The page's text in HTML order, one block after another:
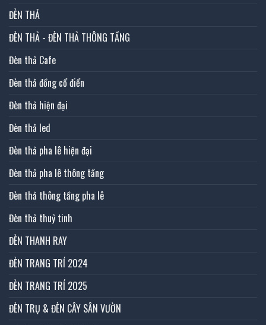
ĐÈN THẢ
ĐÈN THẢ - ĐÈN THẢ THÔNG TẦNG
Đèn thả Cafe
Đèn thả đồng cổ điển
Đèn thả hiện đại
Đèn thả led
Đèn thả pha lê hiện đại
Đèn thả pha lê thông tầng
Đèn thả thông tầng pha lê
Đèn thả thuỷ tinh
ĐÈN THANH RAY
ĐÈN TRANG TRÍ 2024
ĐÈN TRANG TRÍ 2025
ĐÈN TRỤ & ĐÈN CÂY SÂN VƯỜN